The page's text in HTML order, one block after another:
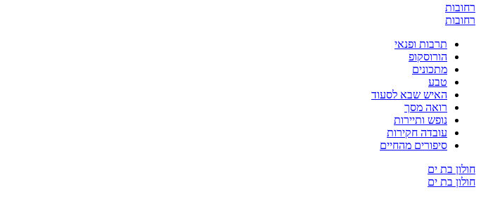
רחובות
רחובות
תרבות ופנאי
הורוסקופ
מתכונים
טבע
האיש שבא לסעוד
רואה מסך
נופש ותיירות
עובדה חקירות
סיפורים מהחיים
חולון בת ים
חולון בת ים